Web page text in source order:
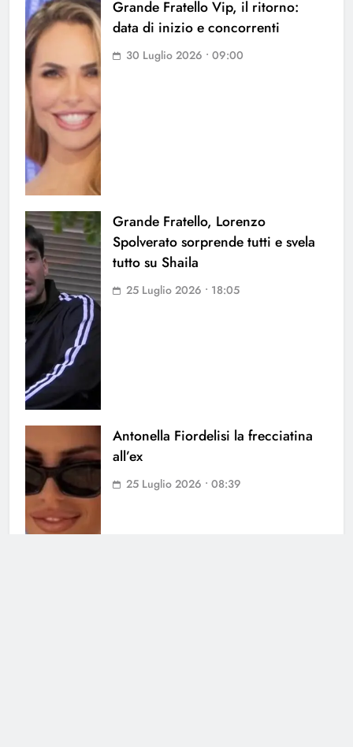
Grande Fratello Vip, il ritorno:
data di inizio e concorrenti
30 Luglio 2026 • 09:00
Grande Fratello, Lorenzo
Spolverato sorprende tutti e svela
tutto su Shaila
25 Luglio 2026 • 18:05
Antonella Fiordelisi la frecciatina
all’ex
25 Luglio 2026 • 08:39